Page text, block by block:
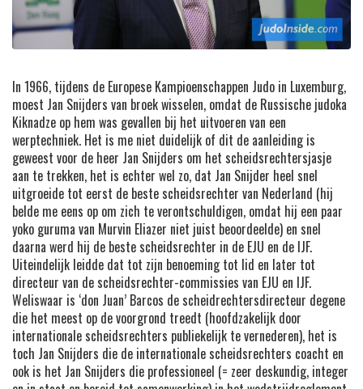
In 1966, tijdens de Europese Kampioenschappen Judo in Luxemburg,
moest Jan Snijders van broek wisselen, omdat de Russische judoka
Kiknadze op hem was gevallen bij het uitvoeren van een
werptechniek. Het is me niet duidelijk of dit de aanleiding is
geweest voor de heer Jan Snijders om het scheidsrechtersjasje
aan te trekken, het is echter wel zo, dat Jan Snijder heel snel
uitgroeide tot eerst de beste scheidsrechter van Nederland (hij
belde me eens op om zich te verontschuldigen, omdat hij een paar
yoko guruma van Murvin Eliazer niet juist beoordeelde) en snel
daarna werd hij de beste scheidsrechter in de EJU en de IJF.
Uiteindelijk leidde dat tot zijn benoeming tot lid en later tot
directeur van de scheidsrechter-commissies van EJU en IJF.
Weliswaar is ‘don Juan’ Barcos de scheidrechtersdirecteur degene
die het meest op de voorgrond treedt (hoofdzakelijk door
internationale scheidsrechters publiekelijk te vernederen), het is
toch Jan Snijders die de internationale scheidsrechters coacht en
ook is het Jan Snijders die professioneel (= zeer deskundig, integer